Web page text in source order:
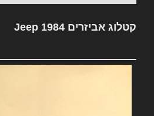
קטלוג אביזרים Jeep 1984